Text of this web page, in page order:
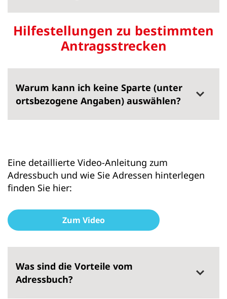
Hilfestellungen zu bestimmten
Antragsstrecken
Warum kann ich keine Sparte (unter
ortsbezogene Angaben) auswählen?
Eine detaillierte Video-Anleitung zum
Adressbuch und wie Sie Adressen hinterlegen
finden Sie hier:
Zum Video
Was sind die Vorteile vom
Adressbuch?